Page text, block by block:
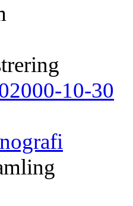
2000-10-30